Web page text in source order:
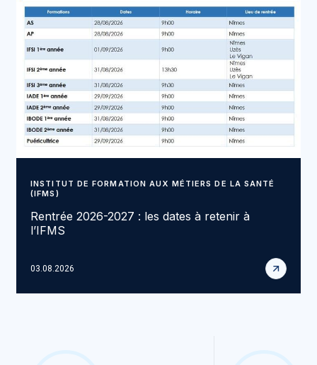
INSTITUT DE FORMATION AUX MÉTIERS DE LA SANTÉ
(IFMS)
Rentrée 2026-2027 : les dates à retenir à
l’IFMS
03.08.2026